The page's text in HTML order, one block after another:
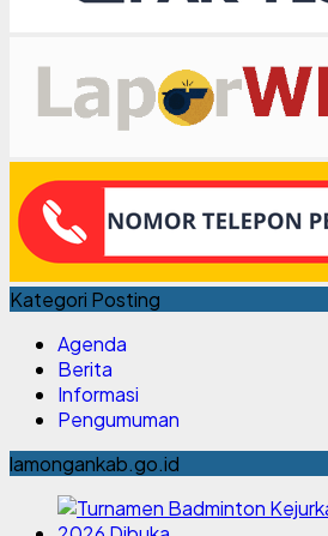
Kategori Posting
Agenda
Berita
Informasi
Pengumuman
lamongankab.go.id